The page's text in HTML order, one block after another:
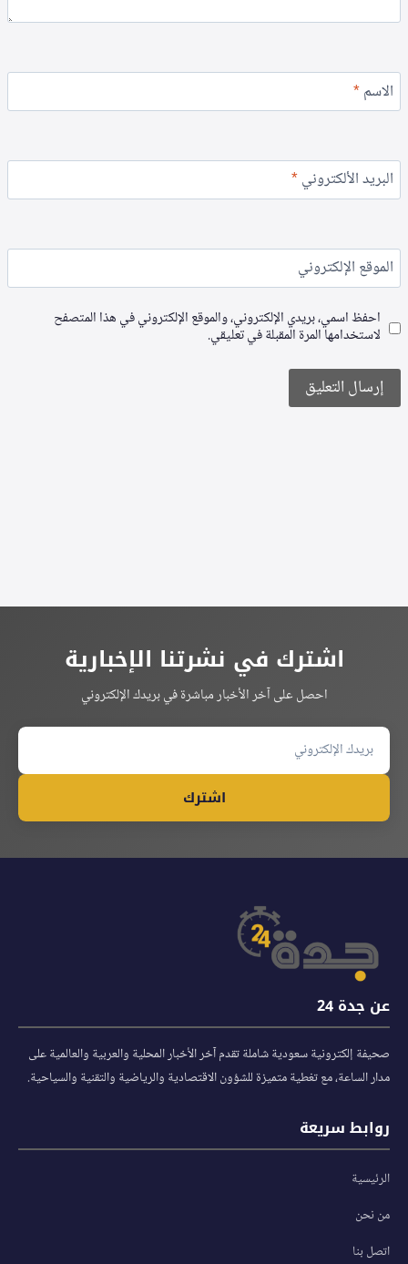
الاسم*
البريد الألكتروني*
الموقع الإلكتروني
احفظ اسمي، بريدي الإلكتروني، والموقع الإلكتروني في هذا المتصفح
لاستخدامها المرة المقبلة في تعليقي.
اشترك في نشرتنا الإخبارية
احصل على آخر الأخبار مباشرة في بريدك الإلكتروني
اشترك
عن جدة 24
صحيفة إلكترونية سعودية شاملة تقدم آخر الأخبار المحلية والعربية والعالمية على
مدار الساعة، مع تغطية متميزة للشؤون الاقتصادية والرياضية والتقنية والسياحية.
روابط سريعة
الرئيسية
من نحن
اتصل بنا